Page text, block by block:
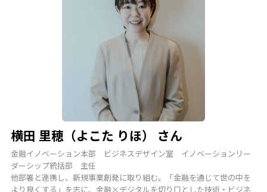
横田 里穂（よこた りほ） さん
金融イノベーション本部 ビジネスデザイン室 イノベーションリー
ダーシップ統括部 主任
他部署と連携し、新規事業創発に取り組む。「金融を通じて世の中を
より良くする」を志に、金融×デジタルを切り口とした技術・ビジネ